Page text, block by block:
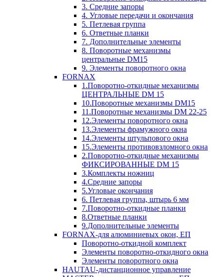
3. Средние запоры
4. Угловые передачи и окончания
5. Петлевая группа
6. Ответные планки
7. Дополнительные элементы
8. Поворотные механизмы
центральные DM15
9. Элементы поворотного окна
FORNAX
1.Поворотно-откидные механизмы
ЦЕНТРАЛЬНЫЕ DM 15
10.Поворотные механизмы DM15
11.Поворотные механизмы DM 22-25
12.Элементы поворотного окна
13.Элементы фрамужного окна
14.Элементы штульпового окна
15.Элементы противовзломного окна
2.Поворотно-откидные механизмы
ФИКСИРОВАННЫЕ DM 15
3.Комплекты ножниц
4.Средние запоры
5.Угловые окончания
6. Петлевая группа, штырь 6 мм
7.Поворотно-откидные планки
8.Ответные планки
9.Дополнительные элементы
FORNAX-для алюминиевых окон, ЕП
Поворотно-откидной комплект
Элементы поворотно-откидного окна
Элементы поворотного окна
HAUTAU-дистанционное управление